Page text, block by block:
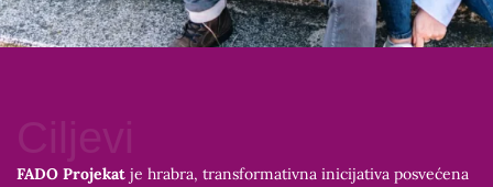
Ciljevi
FADO Projekat je hrabra, transformativna inicijativa posvećena